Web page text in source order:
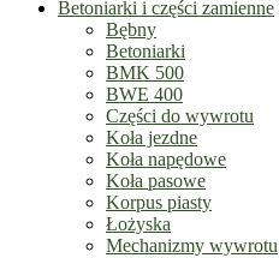
Betoniarki i części zamienne
Bębny
Betoniarki
BMK 500
BWE 400
Części do wywrotu
Koła jezdne
Koła napędowe
Koła pasowe
Korpus piasty
Łożyska
Mechanizmy wywrotu